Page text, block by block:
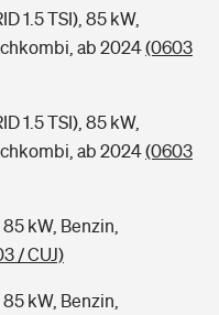
1.5 TSI), 85 kW,
ab 2024(0603
1.5 TSI), 85 kW,
ab 2024(0603
kW, Benzin,
/ CUJ)
kW, Benzin,